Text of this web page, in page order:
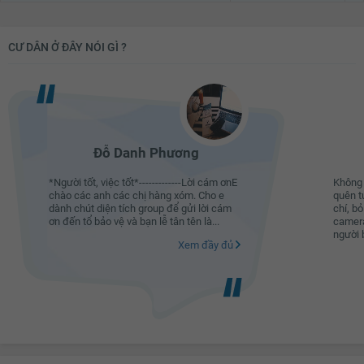
CƯ DÂN Ở ĐÂY NÓI GÌ ?
Đỗ Danh Phương
*Người tốt, việc tốt*-------------Lời cám ơnE
chào các anh các chị hàng xóm. Cho e
dành chút diện tích group để gửi lời cám
ơn đến tổ bảo vệ và bạn lễ tân tên là...
Xem đầy đủ
quên
chí,
người